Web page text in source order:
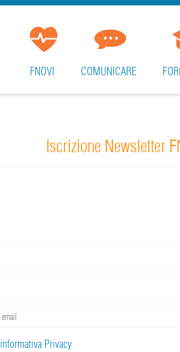
FNOVI COMUNICARE
Iscrizione Newsletter
informativa Privacy